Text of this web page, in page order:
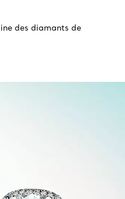
des diamants de